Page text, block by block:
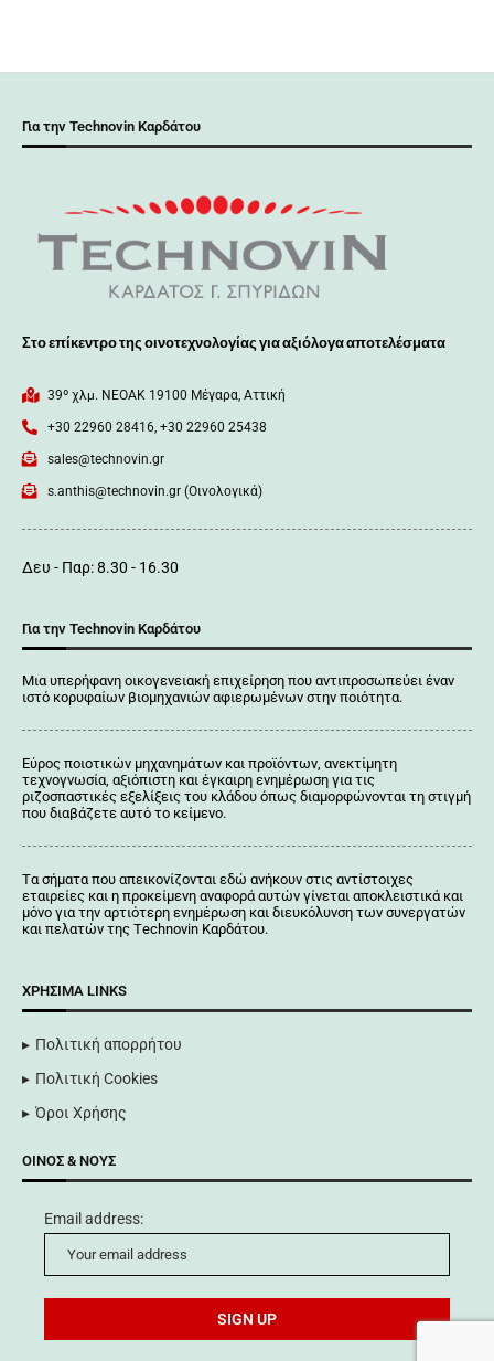
Για την Technovin Καρδάτου
Στο επίκεντρο της οινοτεχνολογίας για αξιόλογα αποτελέσματα
39º χλμ. ΝΕΟΑΚ 19100 Mέγαρα, Αττική
+30 22960 28416, +30 22960 25438
sales@technovin.gr
s.anthis@technovin.gr (Οινολογικά)
Δευ - Παρ: 8.30 - 16.30
Για την Technovin Καρδάτου
Μια υπερήφανη οικογενειακή επιχείρηση που αντιπροσωπεύει έναν
ιστό κορυφαίων βιομηχανιών αφιερωμένων στην ποιότητα.
Εύρος ποιοτικών μηχανημάτων και προϊόντων, ανεκτίμητη
τεχνογνωσία, αξιόπιστη και έγκαιρη ενημέρωση για τις
ριζοσπαστικές εξελίξεις του κλάδου όπως διαμορφώνονται τη στιγμή
που διαβάζετε αυτό το κείμενο.
Tα σήματα που απεικονίζονται εδώ ανήκουν στις αντίστοιχες
εταιρείες και η προκείμενη αναφορά αυτών γίνεται αποκλειστικά και
μόνο για την αρτιότερη ενημέρωση και διευκόλυνση των συνεργατών
και πελατών της Τechnovin Kαρδάτου.
ΧΡΉΣΙΜΑ LINKS
Πολιτική απορρήτου
Πολιτική Cookies
Όροι Χρήσης
ΟΊΝΟΣ & ΝΟΥΣ
Email address: